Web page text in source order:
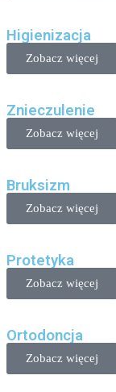
Higienizacja
Zobacz więcej
Znieczulenie
Zobacz więcej
Bruksizm
Zobacz więcej
Protetyka
Zobacz więcej
Ortodoncja
Zobacz więcej